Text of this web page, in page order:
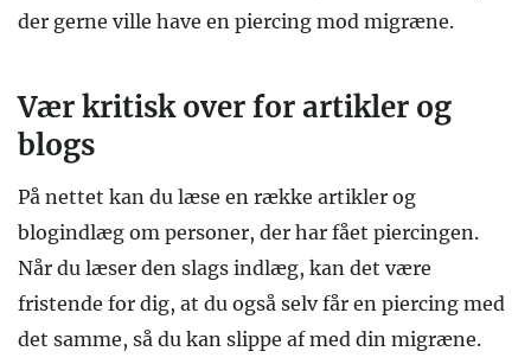
der gerne ville have en piercing mod migræne.
Vær kritisk over for artikler og
blogs
På nettet kan du læse en række artikler og
blogindlæg om personer, der har fået piercingen.
Når du læser den slags indlæg, kan det være
fristende for dig, at du også selv får en piercing med
det samme, så du kan slippe af med din migræne.